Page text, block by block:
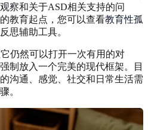
察和关于ASD相关支持的问
教育起点，您可以查看教育性孤
思辅助工具。
仍然可以打开一次有用的对
制放入一个完美的现代框架。目
沟通、感觉、社交和日常生活需
。